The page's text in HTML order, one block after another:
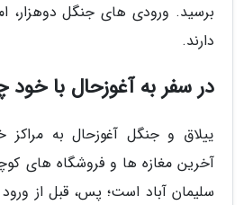
برسید. ورودی های جنگل دوهزار،
دارند.
در سفر به آغوزحال با خود
ییلاق و جنگل آغوزحال به مراکز
آخرین مغازه ها و فروشگاه های
سلیمان آباد است؛ پس، قبل از